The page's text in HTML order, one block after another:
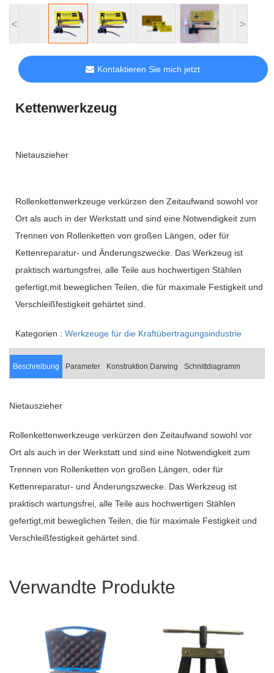
< >
Kontaktieren Sie mich jetzt
Kettenwerkzeug
Nietauszieher
Rollenkettenwerkzeuge verkürzen den Zeitaufwand sowohl vor
Ort als auch in der Werkstatt und sind eine Notwendigkeit zum
Trennen von Rollenketten von großen Längen, oder für
Kettenreparatur- und Änderungszwecke. Das Werkzeug ist
praktisch wartungsfrei, alle Teile aus hochwertigen Stählen
gefertigt,mit beweglichen Teilen, die für maximale Festigkeit und
Verschleißfestigkeit gehärtet sind.
Kategorien : Werkzeuge für die Kraftübertragungsindustrie
Beschreibung Parameter Konstruktion Darwing Schnittdiagramm
Nietauszieher
Rollenkettenwerkzeuge verkürzen den Zeitaufwand sowohl vor
Ort als auch in der Werkstatt und sind eine Notwendigkeit zum
Trennen von Rollenketten von großen Längen, oder für
Kettenreparatur- und Änderungszwecke. Das Werkzeug ist
praktisch wartungsfrei, alle Teile aus hochwertigen Stählen
gefertigt,mit beweglichen Teilen, die für maximale Festigkeit und
Verschleißfestigkeit gehärtet sind.
Verwandte Produkte